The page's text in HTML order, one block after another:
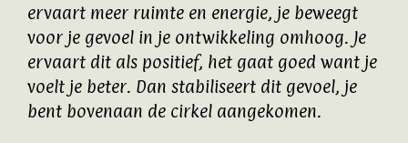
ervaart meer ruimte en energie, je beweegt
voor je gevoel in je ontwikkeling omhoog. Je
ervaart dit als positief, het gaat goed want je
voelt je beter. Dan stabiliseert dit gevoel, je
bent bovenaan de cirkel aangekomen.